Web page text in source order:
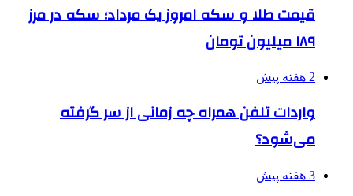
قیمت طلا و سکه امروز یک مرداد؛ سکه در مرز
۱۸۹ میلیون تومان
2 هفته پیش
واردات تلفن همراه چه زمانی از سر گرفته
می‌شود؟
3 هفته پیش